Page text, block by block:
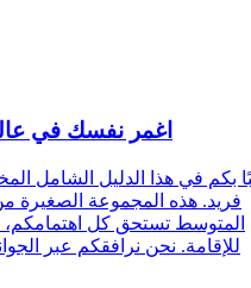
اغمر نفسك في عالم
بكم في هذا الدليل الشامل
فريد. هذه المجموعة الصغيرة
المتوسط تستحق كل
للإقامة. نحن نرافقكم عبر